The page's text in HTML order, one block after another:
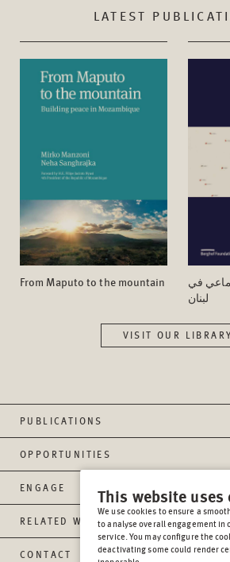
LATEST
From Maputo to the mountain
في
لبنان
VISIT OUR LIBRARY
PUBLICATIONS
OPPORTUNITIES
ENGAGE
RELATED WEBSITES
CONTACT
This website uses
We use cookies to ensure a
to analyse overall engagement in
service. You may configure the
deactivating some could render